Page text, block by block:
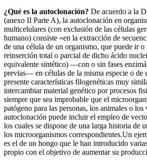
¿Qué es la autoclonación? De acuerdo a la
(anexo II Parte A), la autoclonación en
multicelulares (con exclusión de las células
humano) consiste «en la extracción de
de una célula de un organismo, que puede ir o
reinserción total o parcial de dicho ácido
equivalente sintético) —con o sin fases
previas— en células de la misma especie o de
presente características filogenéticas muy
intercambiar material genético por procesos
siempre que sea improbable que el
patógeno para las personas, los animales o los
autoclonación puede incluir el empleo de
los cuales se dispone de una larga historia de
los microorganismos correspondientes.Un
es el de un hongo que le han introducido
propio con el objetivo de aumentar su